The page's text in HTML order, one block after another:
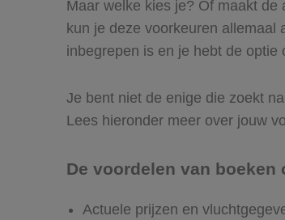
Maar welke kies je? Of maakt
kun je deze voorkeuren allemaal
inbegrepen is en je hebt de optie
Je bent niet de enige die zoekt
Lees hieronder meer over jouw
De voordelen van
Actuele prijzen en